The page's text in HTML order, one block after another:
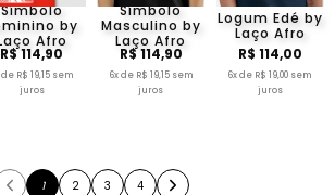
Símbolo
by
Afro
R$ 114,90
de R$ 19,15 sem
juros
Símbolo
Masculino by
Laço Afro
R$ 114,90
6x de R$ 19,15 sem
juros
Logum Edé by
Laço Afro
R$ 114,00
6x de R$ 19,00 sem
juros
1 2 3 4